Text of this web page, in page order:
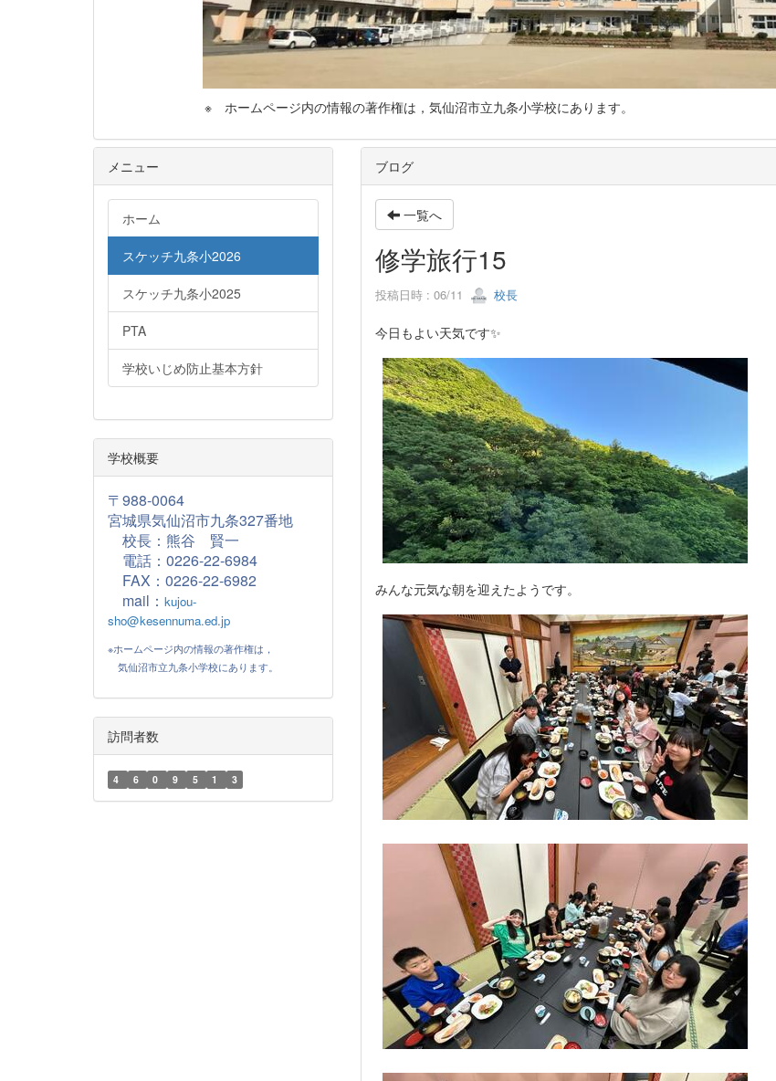
※ ホームページ内の情報の著作権は，気仙沼市立九条小学校にあります。
ブログ
一覧へ
修学旅行15
投稿日時 : 06/11 校長
今日もよい天気です✨
みんな元気な朝を迎えたようです。
メニュー
ホーム
スケッチ九条小2026
スケッチ九条小2025
PTA
学校いじめ防止基本方針
学校概要
〒988-0064
宮城県気仙沼市九条327番地
校長：熊谷 賢一
電話：0226-22-6984
FAX： 0226-22-6982
mail： kujou-
sho@kesennuma.ed.jp
※ホームページ内の情報の著作権は，
気仙沼市立九条小学校にあります。
訪問者数
4 6 0 9 5 1 3